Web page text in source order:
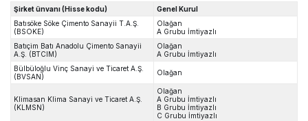
Şirket ünvanı (Hisse kodu)
Genel Kurul
Batısöke Söke Çimento Sanayii T.A.Ş.
(BSOKE)
Olağan
A Grubu İmtiyazlı
Batıçim Batı Anadolu Çimento Sanayii
A.Ş. (BTCIM)
Olağan
A Grubu İmtiyazlı
Bülbüloğlu Vinç Sanayi ve Ticaret A.Ş.
(BVSAN)
Olağan
Klimasan Klima Sanayi ve Ticaret A.Ş.
(KLMSN)
Olağan
A Grubu İmtiyazlı
B Grubu İmtiyazlı
C Grubu İmtiyazlı